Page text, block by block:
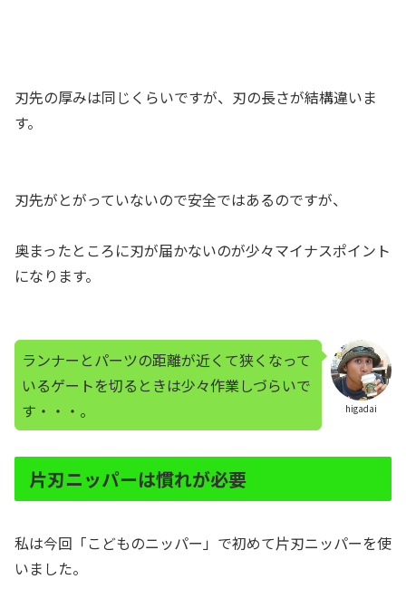
刃先の厚みは同じくらいですが、刃の長さが結構違いま
す。
刃先がとがっていないので安全ではあるのですが、
奥まったところに刃が届かないのが少々マイナスポイント
になります。
higadai
ランナーとパーツの距離が近くて狭くなって
いるゲートを切るときは少々作業しづらいで
す・・・。
片刃ニッパーは慣れが必要
私は今回「こどものニッパー」で初めて片刃ニッパーを使
いました。